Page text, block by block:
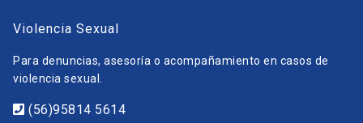
Violencia Sexual
Para denuncias, asesoría o acompañamiento en casos de
violencia sexual.
(56)95814 5614